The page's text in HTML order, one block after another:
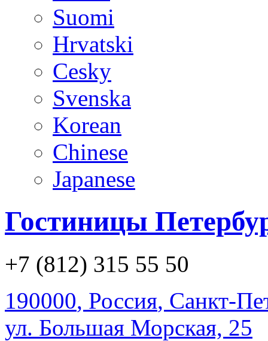
Suomi
Hrvatski
Cesky
Svenska
Korean
Chinese
Japanese
Гостиницы
+7 (812) 315 55 50
190000, Россия, Санкт-
ул. Большая Морская, 25